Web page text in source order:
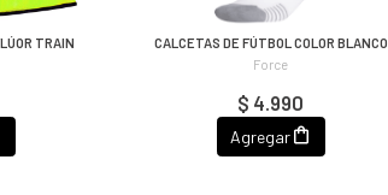
TRAIN
CALCETAS DE FÚTBOL COLOR BLANCO
Force
$ 4.990
Agregar